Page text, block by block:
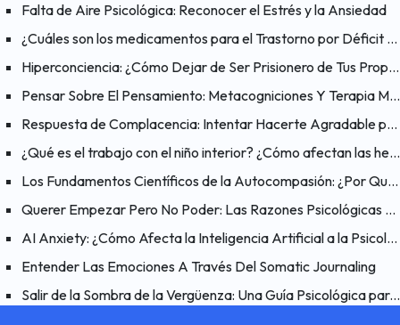
Falta de Aire Psicológica: Reconocer el Estrés y la Ansiedad
¿Cuáles son los medicamentos para el Trastorno por Déficit de Atención e Hiperactividad (TDAH)?
Hiperconciencia: ¿Cómo Dejar de Ser Prisionero de Tus Propios Pensamientos?
Pensar Sobre El Pensamiento: Metacogniciones Y Terapia Metacognitiva
Respuesta de Complacencia: Intentar Hacerte Agradable para Reducir el Peligro
¿Qué es el trabajo con el niño interior? ¿Cómo afectan las heridas del pasado al presente?
Los Fundamentos Científicos de la Autocompasión: ¿Por Qué Funciona la Autocompasión?
Querer Empezar Pero No Poder: Las Razones Psicológicas Detrás del Problema de “Quiero Hacerlo Pero No Puedo”
AI Anxiety: ¿Cómo Afecta la Inteligencia Artificial a la Psicología Humana?
Entender Las Emociones A Través Del Somatic Journaling
Salir de la Sombra de la Vergüenza: Una Guía Psicológica para Hacer las Paces Contigo Mismo